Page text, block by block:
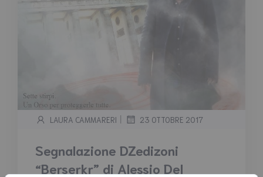
LAURA CAMMARERI | 23 OTTOBRE 2017
Segnalazione DZedizoni
“Berserkr” di Alessio Del